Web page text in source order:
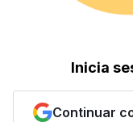
Inicia
Continuar